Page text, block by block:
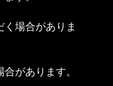
場合がありま
があります。